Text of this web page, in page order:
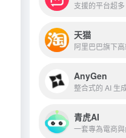
天猫
阿里巴巴旗下
AnyGen
青虎AI